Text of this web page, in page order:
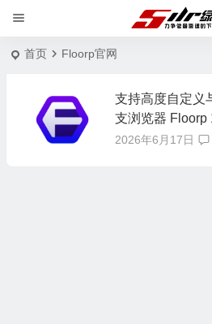
首页 Floorp官网
支持高度自定义
支浏览器 Floorp
2026年6月17日